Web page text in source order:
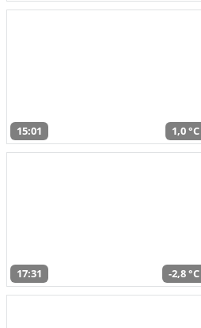
15:01 1,0 °C
17:31 -2,8 °C